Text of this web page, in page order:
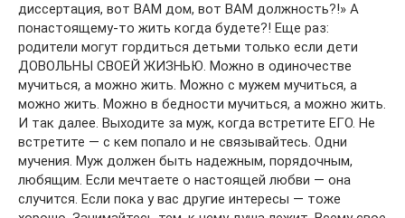
диссертация, вот ВАМ дом, вот ВАМ должность?!» А
понастоящему-то жить когда будете?! Еще раз:
родители могут гордиться детьми только если дети
ДОВОЛЬНЫ СВОЕЙ ЖИЗНЬЮ. Можно в одиночестве
мучиться, а можно жить. Можно с мужем мучиться, а
можно жить. Можно в бедности мучиться, а можно жить.
И так далее. Выходите за муж, когда встретите ЕГО. Не
встретите — с кем попало и не связывайтесь. Одни
мучения. Муж должен быть надежным, порядочным,
любящим. Если мечтаете о настоящей любви — она
случится. Если пока у вас другие интересы — тоже